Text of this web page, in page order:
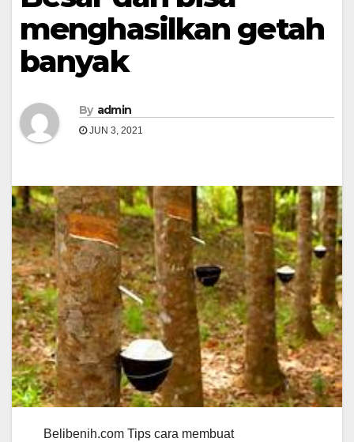
menghasilkan getah
banyak
By admin
JUN 3, 2021
Belibenih.com Tips cara membuat